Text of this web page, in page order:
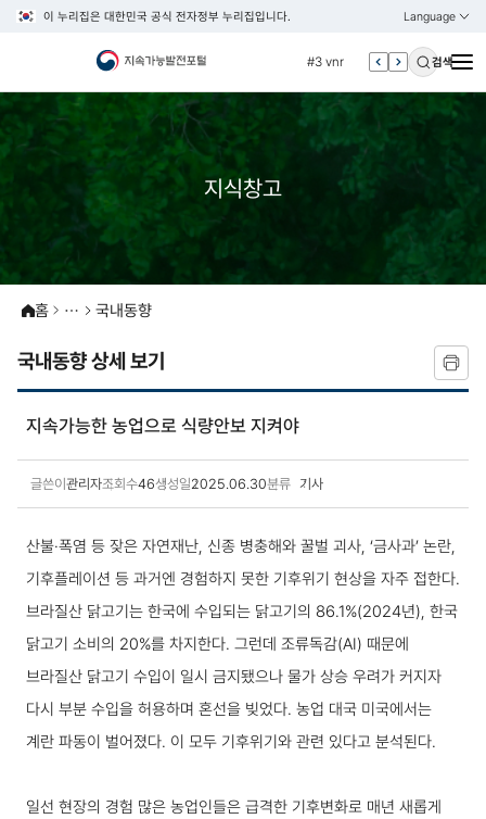
이 누리집은 대한민국 공식 전자정부 누리집입니다. Language
열기
KOREAN
ENGLISH
#3 vnr
#4 관세
#5 esg
#3 vnr
#6 빈곤
검색
지식창고
홈 국내동향
국내동향 상세 보기
지속가능한 농업으로 식량안보 지켜야
글쓴이 관리자조회수46생성일2025.06.30분류 기사
산불·폭염 등 잦은 자연재난, 신종 병충해와 꿀벌 괴사, ‘금사과’ 논란,
기후플레이션 등 과거엔 경험하지 못한 기후위기 현상을 자주 접한다.
브라질산 닭고기는 한국에 수입되는 닭고기의 86.1%(2024년), 한국
닭고기 소비의 20%를 차지한다. 그런데 조류독감(AI) 때문에
브라질산 닭고기 수입이 일시 금지됐으나 물가 상승 우려가 커지자
다시 부분 수입을 허용하며 혼선을 빚었다. 농업 대국 미국에서는
계란 파동이 벌어졌다. 이 모두 기후위기와 관련 있다고 분석된다.
일선 현장의 경험 많은 농업인들은 급격한 기후변화로 매년 새롭게